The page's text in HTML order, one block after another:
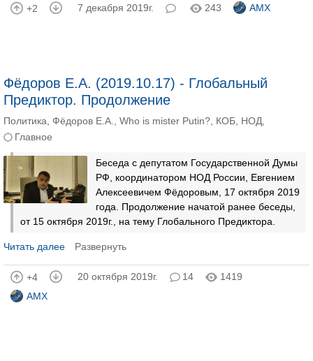
+2 7 декабря 2019г. 243 AMX
Фёдоров Е.А. (2019.10.17) - Глобальный
Предиктор. Продолжение
Политика Фёдоров Е.А. Who is mister Putin? КОБ НОД
Главное
Беседа с депутатом Государственной Думы
РФ, координатором НОД России, Евгением
Алексеевичем Фёдоровым, 17 октября 2019
года. Продолжение начатой ранее беседы,
от 15 октября 2019г., на тему Глобального Предиктора.
Читать далее Развернуть
+4 20 октября 2019г. 14
1419
AMX